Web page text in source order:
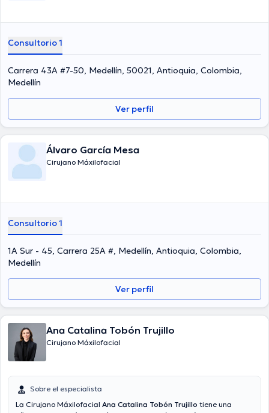
Consultorio 1
Carrera 43A #7-50, Medellín, 50021, Antioquia, Colombia,
Medellín
Ver perfil
Álvaro García Mesa
Cirujano Máxilofacial
Consultorio 1
1A Sur - 45, Carrera 25A #, Medellín, Antioquia, Colombia,
Medellín
Ver perfil
Ana Catalina Tobón Trujillo
Cirujano Máxilofacial
Sobre el especialista
La Cirujano Máxilofacial Ana Catalina Tobón Trujillo tiene una